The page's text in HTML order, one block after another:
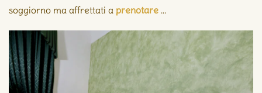
soggiorno ma affrettati a prenotare …